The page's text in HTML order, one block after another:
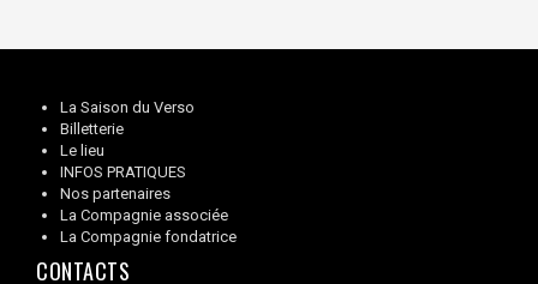
La Saison du Verso
Billetterie
Le lieu
INFOS PRATIQUES
Nos partenaires
La Compagnie associée
La Compagnie fondatrice
CONTACTS